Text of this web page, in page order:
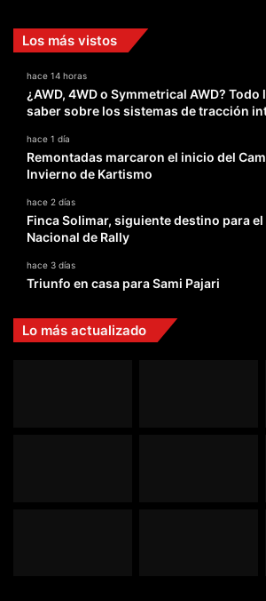
Los más vistos
hace 14 horas
¿AWD, 4WD o Symmetrical AWD?
saber sobre los sistemas de tracción
hace 1 día
Remontadas marcaron el inicio del
Invierno de Kartismo
hace 2 días
Finca Solimar, siguiente destino para
Nacional de Rally
hace 3 días
Triunfo en casa para Sami Pajari
Lo más actualizado